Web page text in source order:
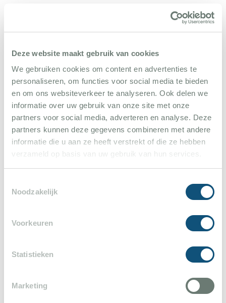
Deze website maakt gebruik van cookies
We gebruiken cookies om content en advertenties te
personaliseren, om functies voor social media te bieden
en om ons websiteverkeer te analyseren. Ook delen we
informatie over uw gebruik van onze site met onze
partners voor social media, adverteren en analyse. Deze
partners kunnen deze gegevens combineren met andere
informatie die u aan ze heeft verstrekt of die ze hebben
verzameld op basis van uw gebruik van hun services.
Noodzakelijk
Voorkeuren
Statistieken
Marketing
Authentisches provenzalisches Flair: Der historische
Ortskern mit engen Gassen, alten Steinbauten und
Erlebnis, das man in den Hochglanzorten der Côte
d’Azur oft vermisst. Es gibt Wochenmärkte mit
regionalen Produkten sowie kleine Galerien, Ateliers
und Weinläden.
Roquebrune ist nicht überlaufen – selbst in der
suchst, ohne auf die Schönheit der Region zu
Tagesausflüge.
Gesamteindruck der Villa